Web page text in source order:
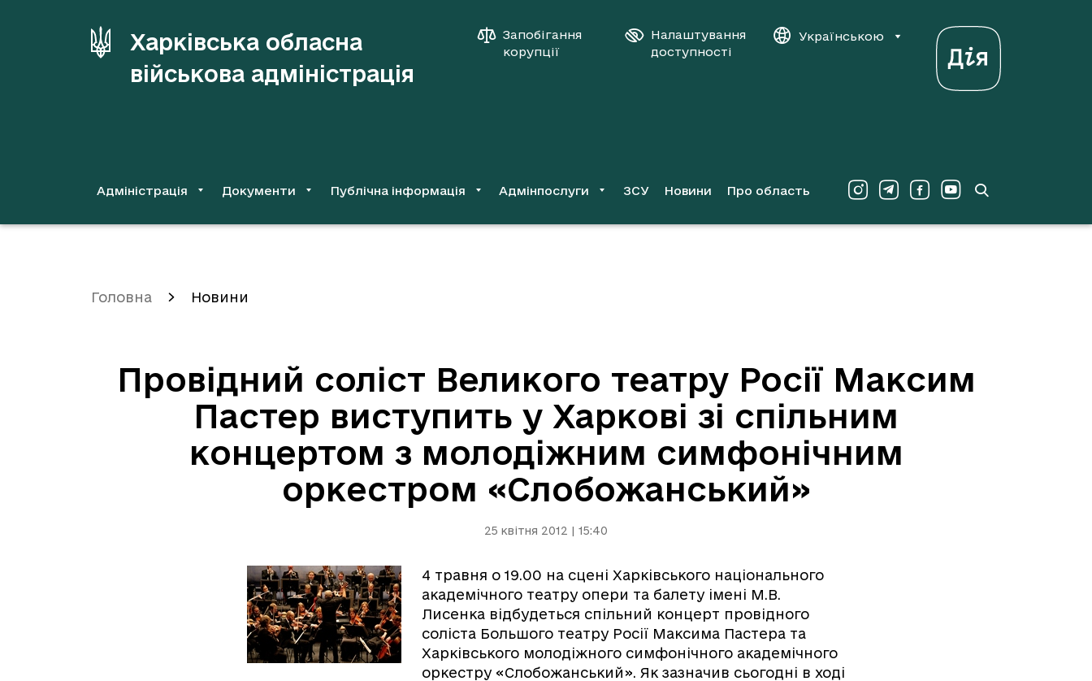
Харківська обласна
військова адміністрація
Запобігання
корупції
Налаштування
доступності
Українською
Адміністрація Документи Публічна інформація Адмінпослуги ЗСУ Новини Про область
Головна Новини
Провідний соліст Великого театру Росії Максим
Пастер виступить у Харкові зі спільним
концертом з молодіжним симфонічним
оркестром «Слобожанський»
25 квітня 2012 | 15:40
4 травня о 19.00 на сцені Харківського національного
академічного театру опери та балету імені М.В.
Лисенка відбудеться спільний концерт провідного
соліста Большого театру Росії Максима Пастера та
Харківського молодіжного симфонічного академічного
оркестру «Слобожанський». Як зазначив сьогодні в ході